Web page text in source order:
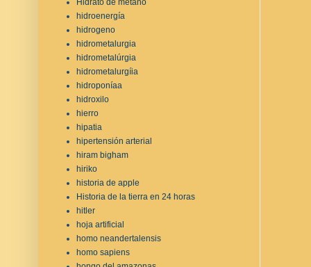
Hidrato de metano
hidroenergía
hidrogeno
hidrometalurgia
hidrometalúrgia
hidrometalurgíia
hidroponíaa
hidroxilo
hierro
hipatia
hipertensión arterial
hiram bigham
hiriko
historia de apple
Historia de la tierra en 24 horas
hitler
hoja artificial
homo neandertalensis
homo sapiens